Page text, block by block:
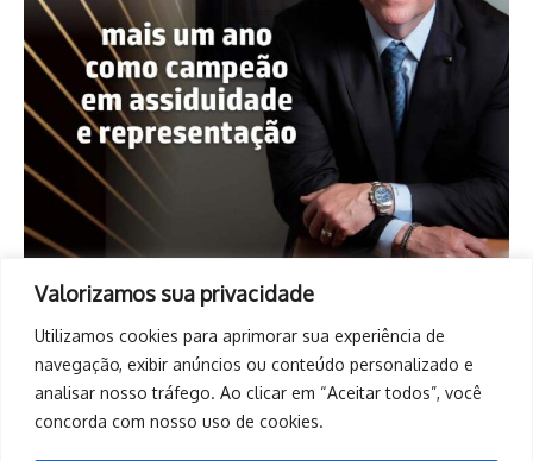
Valorizamos sua privacidade
Utilizamos cookies para aprimorar sua experiência de
navegação, exibir anúncios ou conteúdo personalizado e
analisar nosso tráfego. Ao clicar em “Aceitar todos”, você
concorda com nosso uso de cookies.